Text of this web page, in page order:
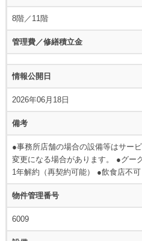
8階／11階
管理費／修繕積立金
情報公開日
2026年06月18日
備考
●事務所店舗の場合の設備等はサー
変更になる場合があります。 ●グー
1年解約（再契約可能） ●飲食店不可
物件管理番号
6009